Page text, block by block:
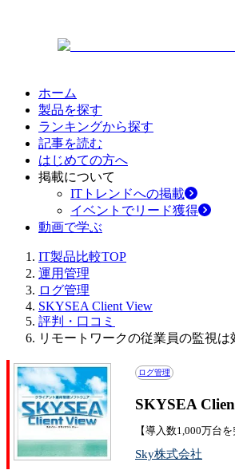
ホーム
製品を探す
ランキングから探す
記事を読む
はじめての方へ
掲載について
ITトレンドへの掲載
イベントでリード獲得
動画で学ぶ
IT製品比較TOP
運用管理
ログ管理
SKYSEA Client View
評判・口コミ
リモートワークの従業員の監視は
ログ管理
SKYSEA
【導入数1,000万台を
Sky株式会社